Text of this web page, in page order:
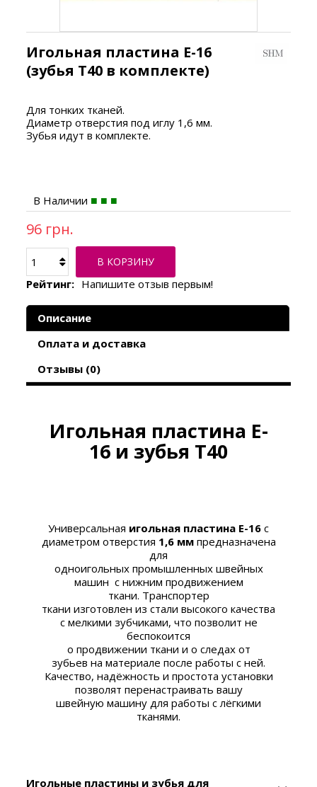
Игольная пластина E-16
(зубья T40 в комплекте)
Для тонких тканей.
Диаметр отверстия под иглу 1,6 мм.
Зубья идут в комплекте.
В Наличии
96 грн.
В КОРЗИНУ
Рейтинг: Напишите отзыв первым!
Описание
Оплата и доставка
Отзывы (0)
Игольная пластина E-
16 и зубья T40
Универсальная игольная пластина E-16 с
диаметром отверстия 1,6 ммпредназначена
для
одноигольных промышленных швейных
машин с нижним продвижением
ткани. Транспортер
ткани изготовлен из стали высокого качества
с мелкими зубчиками, что позволит не
беспокоится
о продвижении ткани и о следах от
зубьев на материале после работы с ней.
Качество, надёжность и простота установки
позволят перенастраивать вашу
швейную машину для работы с лёгкими
тканями.
Игольные пластины и зубья для